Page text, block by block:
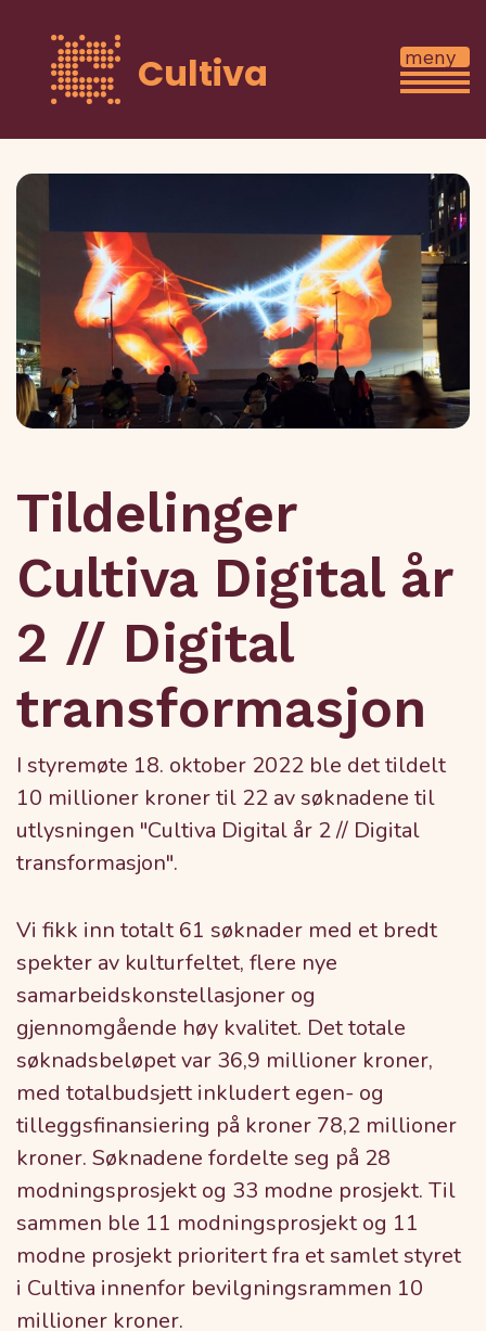
Cultiva
Tildelinger
Cultiva Digital år
2 // Digital
transformasjon
I styremøte 18. oktober 2022 ble det tildelt
10 millioner kroner til 22 av søknadene til
utlysningen "Cultiva Digital år 2 // Digital
transformasjon".
Vi fikk inn totalt 61 søknader med et bredt
spekter av kulturfeltet, flere nye
samarbeidskonstellasjoner og
gjennomgående høy kvalitet. Det totale
søknadsbeløpet var 36,9 millioner kroner,
med totalbudsjett inkludert egen- og
tilleggsfinansiering på kroner 78,2 millioner
kroner. Søknadene fordelte seg på 28
modningsprosjekt og 33 modne prosjekt. Til
sammen ble 11 modningsprosjekt og 11
modne prosjekt prioritert fra et samlet styret
i Cultiva innenfor bevilgningsrammen 10
millioner kroner.